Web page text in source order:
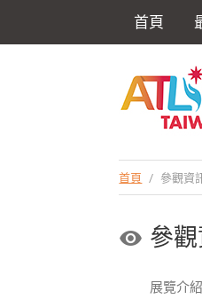
首頁
首頁 / 參觀資
參
展覽介紹